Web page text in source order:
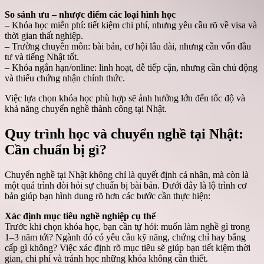
So sánh ưu – nhược điểm các loại hình học
– Khóa học miễn phí: tiết kiệm chi phí, nhưng yêu cầu rõ về visa và
thời gian thất nghiệp.
– Trường chuyên môn: bài bản, cơ hội lâu dài, nhưng cần vốn đầu
tư và tiếng Nhật tốt.
– Khóa ngắn hạn/online: linh hoạt, dễ tiếp cận, nhưng cần chủ động
và thiếu chứng nhận chính thức.
Việc lựa chọn khóa học phù hợp sẽ ảnh hưởng lớn đến tốc độ và
khả năng chuyển nghề thành công tại Nhật.
Quy trình học và chuyển nghề tại Nhật:
Cần chuẩn bị gì?
Chuyển nghề tại Nhật không chỉ là quyết định cá nhân, mà còn là
một quá trình đòi hỏi sự chuẩn bị bài bản. Dưới đây là lộ trình cơ
bản giúp bạn hình dung rõ hơn các bước cần thực hiện:
Xác định mục tiêu nghề nghiệp cụ thể
Trước khi chọn khóa học, bạn cần tự hỏi: muốn làm nghề gì trong
1–3 năm tới? Ngành đó có yêu cầu kỹ năng, chứng chỉ hay bằng
cấp gì không? Việc xác định rõ mục tiêu sẽ giúp bạn tiết kiệm thời
gian, chi phí và tránh học những khóa không cần thiết.